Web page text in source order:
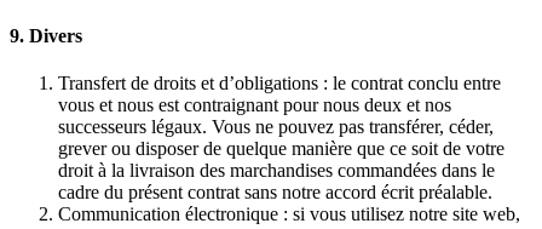
9. Divers
Transfert de droits et d’obligations : le contrat conclu entre
vous et nous est contraignant pour nous deux et nos
successeurs légaux. Vous ne pouvez pas transférer, céder,
grever ou disposer de quelque manière que ce soit de votre
droit à la livraison des marchandises commandées dans le
cadre du présent contrat sans notre accord écrit préalable.
Communication électronique : si vous utilisez notre site web,